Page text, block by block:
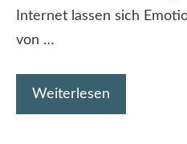
Internet lassen sich
von …
Weiterlesen